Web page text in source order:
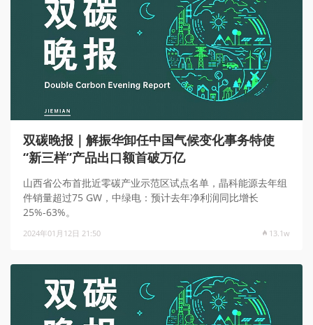
双碳晚报｜解振华卸任中国气候变化事务特使
“新三样”产品出口额首破万亿
山西省公布首批近零碳产业示范区试点名单，晶科能源去年组
件销量超过75 GW，中绿电：预计去年净利润同比增长
25%-63%。
2024年01月12日 21:50 13.1w